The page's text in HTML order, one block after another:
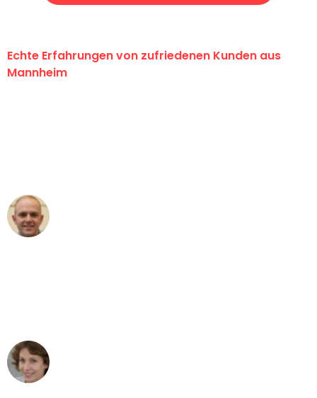
Echte Erfahrungen von zufriedenen Kunden aus
Mannheim